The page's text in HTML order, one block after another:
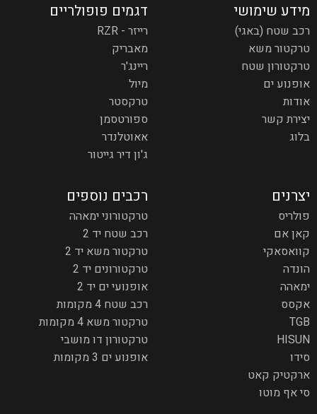
מידע שימושי
רכב שטח (באגי)
טרקטור משא
טרקטורון שטח
אופנוע ים
אודות
יצירת קשר
בלוג
דגמים פופולריים
רייזר - RZR
מאבריק
ריינג'ר
מיול
טרקסטר
ספורטסמן
אאוטלנדר
ג'ון דיר גייטור
יצרנים
פולריס
קאן אם
קוואסאקי
הונדה
ימאהה
אקסס
TGB
HISUN
סידו
ארקטיק קאט
סי אף מוטו
רכבים נוספים
טרקטורוני ימאהה
רכב שטח יד 2
טרקטור משא יד 2
טרקטורונים יד 2
אופנועי ים יד 2
רכב שטח 4 מקומות
טרקטור משא 4 מקומות
טרקטורון דו מושבי
אופנוע ים 3 מקומות